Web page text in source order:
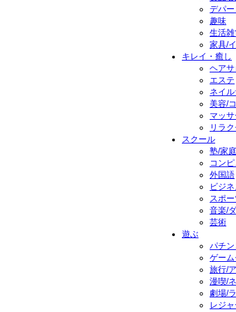
デパ
趣味
生活
家具/
キレイ・癒し
ヘアサ
エステ
ネイ
美容/
マッ
リラ
スクール
塾/家
コン
外国語
ビジ
スポー
音楽/
芸術
遊ぶ
パチン
ゲー
旅行/
漫喫/
劇場/
レジ